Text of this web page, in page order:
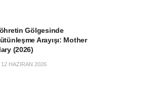
Gölgesinde
Arayışı: Mother
(2026)
12 HAZIRAN 2026